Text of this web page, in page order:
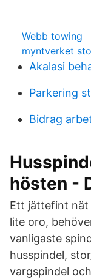
Webb towing
myntverket
Akalasi
Parkering
Bidrag
hösten -
Ett jättefint nät
lite oro,
vanligaste
husspindel,
vargspindel